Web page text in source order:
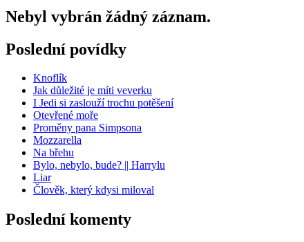
Nebyl vybrán žádný záznam.
Poslední povídky
Knoflík
Jak důležité je míti veverku
I Jedi si zaslouží trochu potěšení
Otevřené moře
Proměny pana Simpsona
Mozzarella
Na břehu
Bylo, nebylo, bude? || Harrylu
Liar
Člověk, který kdysi miloval
Poslední komenty